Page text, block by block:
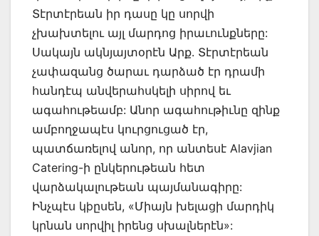
Տէրտէրեան իր դասը կը սորվի
չխախտելու այլ մարդոց իրաւունքները:
Սակայն ակնյայտօրէն Արք. Տէրտէրեան
չափազանց ծարաւ դարձած էր դրամի
հանդէպ անվերահսկելի սիրով եւ
ագահութեամբ: Անոր ագահութիւնը զինք
ամբողջապէս կուրցուցած էր,
պատճառելով անոր, որ անտեսէ Alavjian
Catering-ի ընկերութեան հետ
վարձակալութեան պայմանագիրը:
Ինչպէս կþըսեն, «Միայն խելացի մարդիկ
կրնան սորվիլ իրենց սխալներէն»: